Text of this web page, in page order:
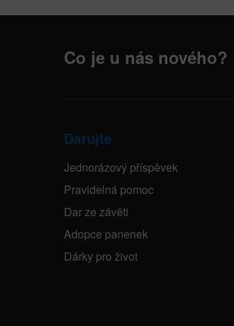
Co je u nás nového?
Darujte
Jednorázový příspěvek
Pravidelná pomoc
Dar ze závěti
Adopce panenek
Dárky pro život